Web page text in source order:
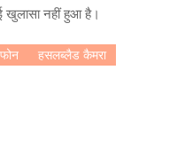
खुलासा नहीं हुआ है।
हसलब्लैड कैमरा